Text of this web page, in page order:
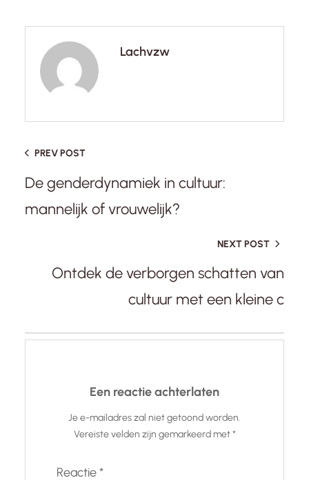
Lachvzw
PREV POST
De genderdynamiek in cultuur:
mannelijk of vrouwelijk?
NEXT POST
Ontdek de verborgen schatten van
cultuur met een kleine c
Een reactie achterlaten
Je e-mailadres zal niet getoond worden.
Vereiste velden zijn gemarkeerd met*
Reactie*